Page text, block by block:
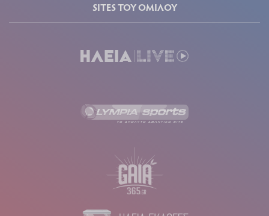
SITES ΤΟΥ ΟΜΙΛΟΥ